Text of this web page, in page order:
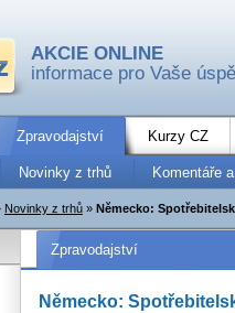
AKCIE ONLINE
informace pro Vaše
Zpravodajství Kurzy CZ
Novinky z trhů Komentáře
Novinky z trhů » Německo:
Zpravodajství
Německo: